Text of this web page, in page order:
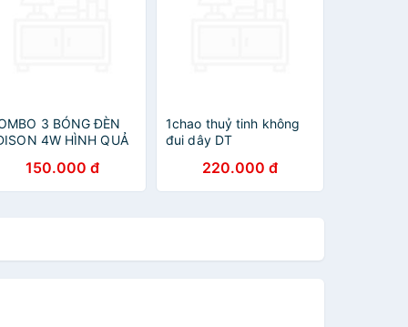
3 BÓNG ĐÈN
4W HÌNH QUẢ
150.000 đ
1chao thuỷ tinh không
đui dây DT
220.000 đ